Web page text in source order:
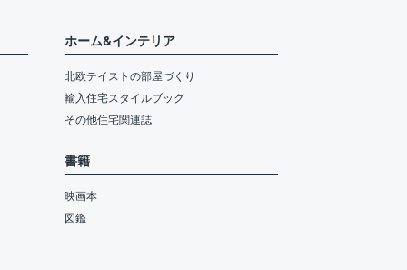
ホーム&インテリア
北欧テイストの部屋づくり
輸入住宅スタイルブック
その他住宅関連誌
書籍
映画本
図鑑